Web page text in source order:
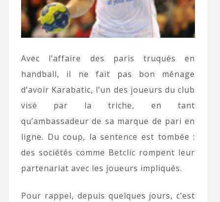
Avec l’affaire des paris truqués en
handball, il ne fait pas bon ménage
d’avoir Karabatic, l’un des joueurs du club
visé par la triche, en tant
qu’ambassadeur de sa marque de pari en
ligne. Du coup, la sentence est tombée :
des sociétés comme Betclic rompent leur
partenariat avec les joueurs impliqués.
Pour rappel, depuis quelques jours, c’est